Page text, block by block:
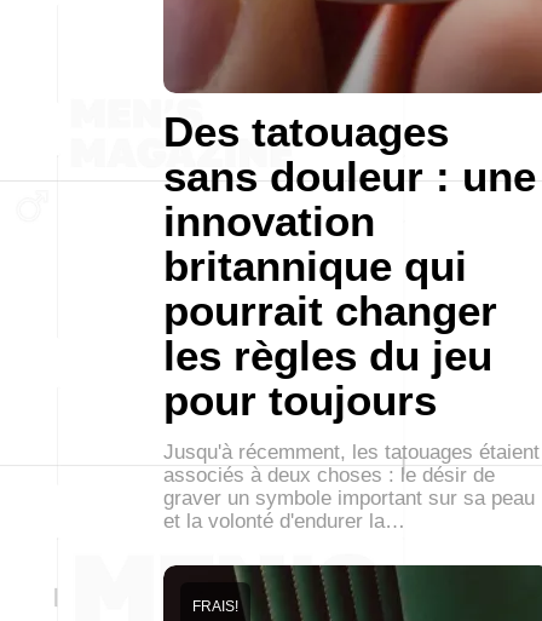
Des tatouages
sans douleur : une
innovation
britannique qui
pourrait changer
les règles du jeu
pour toujours
Jusqu'à récemment, les tatouages étaient
associés à deux choses : le désir de
graver un symbole important sur sa peau
et la volonté d'endurer la…
FRAIS!